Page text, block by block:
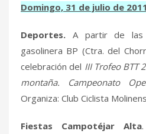
Domingo, 31 de julio de 2011
Deportes. A partir de las
gasolinera BP (Ctra. del
celebración del III Trofeo BTT
montaña. Campeonato
Organiza: Club Ciclista
Fiestas Campotéjar Alta